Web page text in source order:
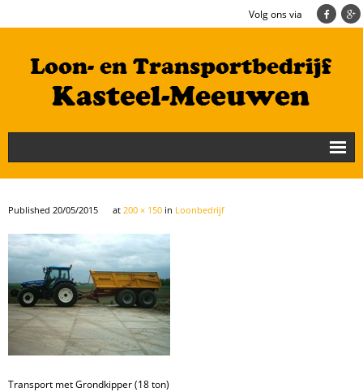
Volg ons via
Nieuws
Loonbedrijf
Transportbedrijf
Cultuurtechniek/Grondwerk
Geschiedenis
Te koop
Published 20/05/2015 at 200 × 150 in Loonbedrijf
Transport met Grondkipper (18 ton)